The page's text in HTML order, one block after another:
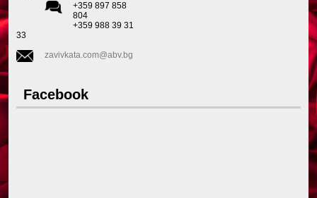
+359 897 858
804
+359 988 39 31
33
zavivkata.com@abv.bg
Facebook